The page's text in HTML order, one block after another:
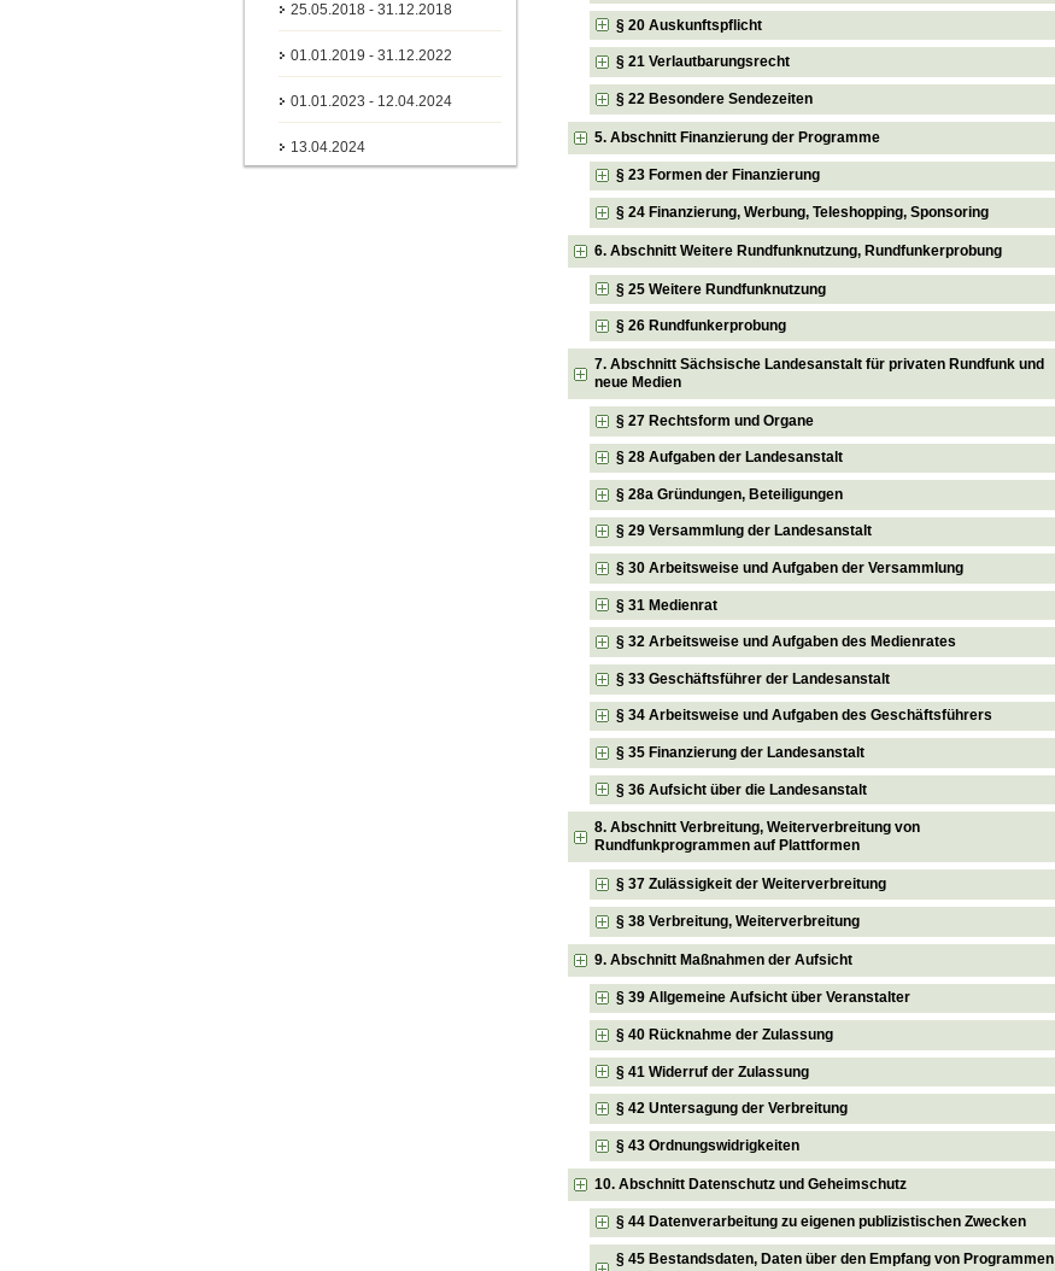
25.05.2018 - 31.12.2018
01.01.2019 - 31.12.2022
01.01.2023 - 12.04.2024
13.04.2024
§ 20 Auskunftspflicht
§ 21 Verlautbarungsrecht
§ 22 Besondere Sendezeiten
5. Abschnitt Finanzierung der Programme
§ 23 Formen der Finanzierung
§ 24 Finanzierung, Werbung, Teleshopping, Sponsoring
6. Abschnitt Weitere Rundfunknutzung, Rundfunkerprobung
§ 25 Weitere Rundfunknutzung
§ 26 Rundfunkerprobung
7. Abschnitt Sächsische Landesanstalt für privaten Rundfunk und
neue Medien
§ 27 Rechtsform und Organe
§ 28 Aufgaben der Landesanstalt
§ 28a Gründungen, Beteiligungen
§ 29 Versammlung der Landesanstalt
§ 30 Arbeitsweise und Aufgaben der Versammlung
§ 31 Medienrat
§ 32 Arbeitsweise und Aufgaben des Medienrates
§ 33 Geschäftsführer der Landesanstalt
§ 34 Arbeitsweise und Aufgaben des Geschäftsführers
§ 35 Finanzierung der Landesanstalt
§ 36 Aufsicht über die Landesanstalt
8. Abschnitt Verbreitung, Weiterverbreitung von
Rundfunkprogrammen auf Plattformen
§ 37 Zulässigkeit der Weiterverbreitung
§ 38 Verbreitung, Weiterverbreitung
9. Abschnitt Maßnahmen der Aufsicht
§ 39 Allgemeine Aufsicht über Veranstalter
§ 40 Rücknahme der Zulassung
§ 41 Widerruf der Zulassung
§ 42 Untersagung der Verbreitung
§ 43 Ordnungswidrigkeiten
10. Abschnitt Datenschutz und Geheimschutz
§ 44 Datenverarbeitung zu eigenen publizistischen Zwecken
§ 45 Bestandsdaten, Daten über den Empfang von Programmen